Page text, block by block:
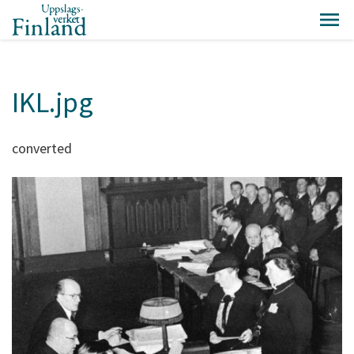
IKL.jpg
converted